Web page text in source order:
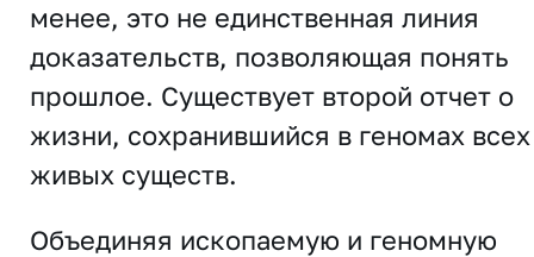
менее, это не единственная линия
доказательств, позволяющая понять
прошлое. Существует второй отчет о
жизни, сохранившийся в геномах всех
живых существ.
Объединяя ископаемую и геномную